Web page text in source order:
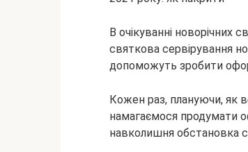
В очікуванні
святкова сервірування
допоможуть зробити
Кожен раз, плануючи, як
намагаємося продумати
навколишня обстановка